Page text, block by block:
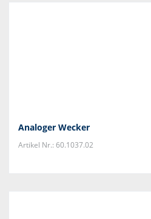
Analoger Wecker
Artikel Nr.: 60.1037.02